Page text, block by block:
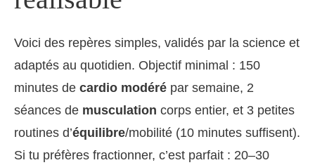
Voici des repères simples, validés par la science et
adaptés au quotidien. Objectif minimal : 150
minutes de cardio modéré par semaine, 2
séances de musculation corps entier, et 3 petites
routines d’équilibre/mobilité (10 minutes suffisent).
Si tu préfères fractionner, c’est parfait : 20–30